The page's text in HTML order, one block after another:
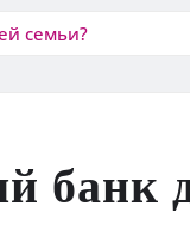
семьи?
банк